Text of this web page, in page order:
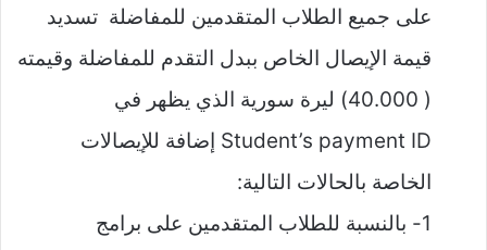
على جميع الطلاب المتقدمين للمفاضلة تسديد
قيمة الإيصال الخاص ببدل التقدم للمفاضلة وقيمته
( 40.000) ليرة سورية الذي يظهر في
Student’s payment ID إضافة للإيصالات
الخاصة بالحالات التالية:
1- بالنسبة للطلاب المتقدمين على برامج